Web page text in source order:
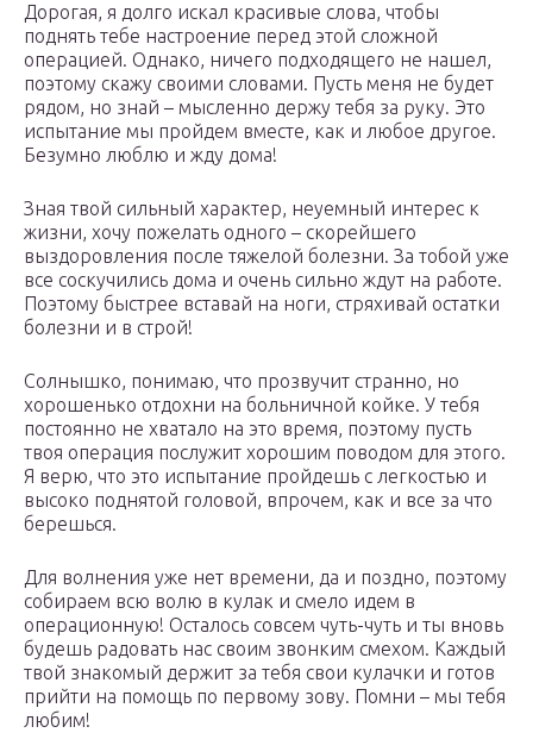
Дорогая, я долго искал красивые слова, чтобы
поднять тебе настроение перед этой сложной
операцией. Однако, ничего подходящего не нашел,
поэтому скажу своими словами. Пусть меня не будет
рядом, но знай – мысленно держу тебя за руку. Это
испытание мы пройдем вместе, как и любое другое.
Безумно люблю и жду дома!
Зная твой сильный характер, неуемный интерес к
жизни, хочу пожелать одного – скорейшего
выздоровления после тяжелой болезни. За тобой уже
все соскучились дома и очень сильно ждут на работе.
Поэтому быстрее вставай на ноги, стряхивай остатки
болезни и в строй!
Солнышко, понимаю, что прозвучит странно, но
хорошенько отдохни на больничной койке. У тебя
постоянно не хватало на это время, поэтому пусть
твоя операция послужит хорошим поводом для этого.
Я верю, что это испытание пройдешь с легкостью и
высоко поднятой головой, впрочем, как и все за что
берешься.
Для волнения уже нет времени, да и поздно, поэтому
собираем всю волю в кулак и смело идем в
операционную! Осталось совсем чуть-чуть и ты вновь
будешь радовать нас своим звонким смехом. Каждый
твой знакомый держит за тебя свои кулачки и готов
прийти на помощь по первому зову. Помни – мы тебя
любим!